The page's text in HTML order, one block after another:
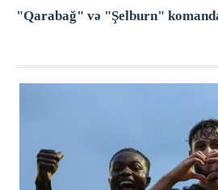
"Qarabağ" və "Şelburn"